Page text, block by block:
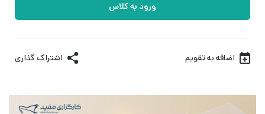
ورود به کلاس
اضافه به تقویم اشتراک گذاری